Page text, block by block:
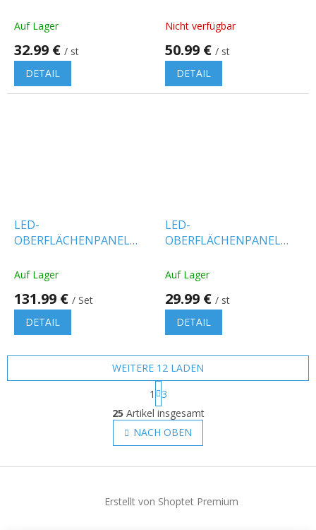
Auf Lager
32.99 € / st
DETAIL
Nicht verfügbar
50.99 € / st
DETAIL
LED-
OBERFLÄCHENPANEL
4320LM, 2IN1/10-PACK!
Auf Lager
131.99 € / Set
DETAIL
LED-
OBERFLÄCHENPANEL
4320LM, 595X595MM,
Auf Lager
29.99 € / st
DETAIL
S
t
e
u
l
WEITERE 12 LADEN
P
a
g
i
n
i
r
n
g
1
3
25 Artikel insgesamt
NACH OBEN
F
Erstellt von Shoptet Premium